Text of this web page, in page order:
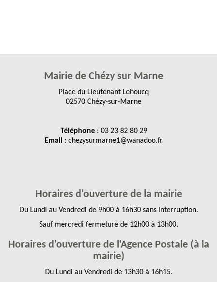
Mairie de Chézy sur Marne
Place du Lieutenant Lehoucq
02570 Chézy-sur-Marne
Téléphone: 03 23 82 80 29
Email : chezysurmarne1@wanadoo.fr
Horaires d'ouverture de la mairie
Du Lundi au Vendredi de 9h00 à 16h30 sans interruption.
Sauf mercredi fermeture de 12h00 à 13h00.
Horaires d'ouverture de l'Agence Postale (à la
mairie)
Du Lundi au Vendredi de 13h30 à 16h15.